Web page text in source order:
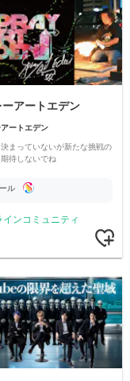
ーアートエデン
ートエデン
決まっていないが新たな挑戦の
待しないでね
ル
インコミュニティ